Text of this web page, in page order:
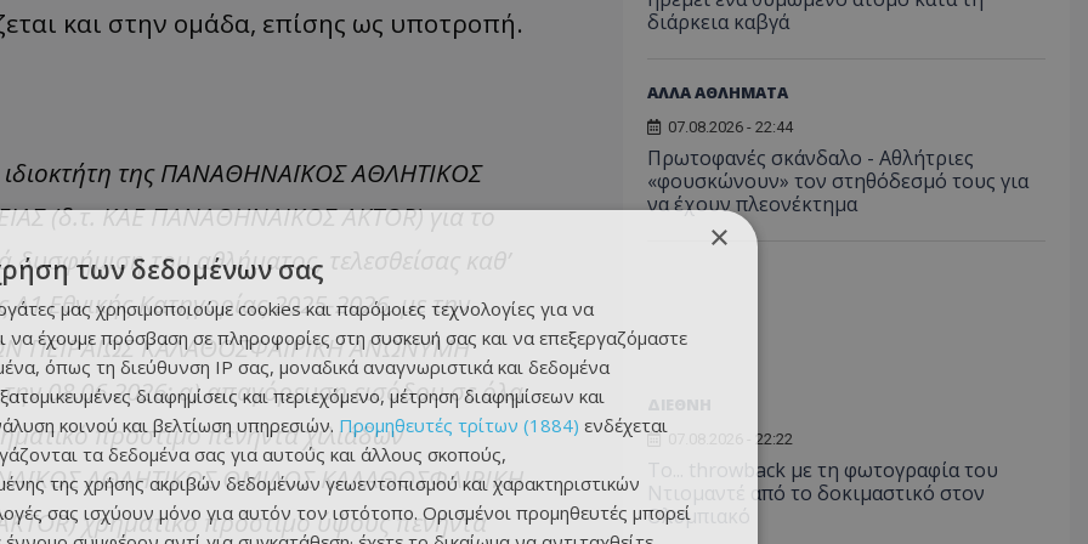
και στην ομάδα, επίσης ως υποτροπή.
ιδιοκτήτη της ΠΑΝΑΘΗΝΑΪΚΟΣ ΑΘΛΗΤΙΚΟΣ
(δ.τ. ΚΑΕ ΠΑΝΑΘΗΝΑΙΚΟΣ AKTOR) για το
του αθλήματος, τελεσθείσας καθ’
Εθνικής Κατηγορίας 2025-2026, με την
ΠΕΙΡΑΙΩΣ ΚΑΛΑΘΟΣΦΑΙΡΙΚΗ ΑΝΩΝΥΜΗ
08.06.2026: α) απαγόρευση εισόδου σε όλα
πρόστιμο πενήντα χιλιάδων
ΑΘΛΗΤΙΚΟΣ ΟΜΙΛΟΣ ΚΑΛΑΘΟΣΦΑΙΡΙΚΗ
χρηματικό πρόστιμο ύψους πενήντα
διάρκεια καβγά
ΑΛΛΑ ΑΘΛΗΜΑΤΑ
07.08.2026 - 22:44
Πρωτοφανές σκάνδαλο - Aθλήτριες
«φουσκώνουν» τον στηθόδεσμό τους για
να έχουν πλεονέκτημα
07.08.2026 - 22:22
Το... throwback με τη φωτογραφία του
Ντιομαντέ από το δοκιμαστικό στον
Ολυμπιακό
×
των δεδομένων σας
μας χρησιμοποιούμε cookies και παρόμοιες τεχνολογίες για να
να έχουμε πρόσβαση σε πληροφορίες στη συσκευή σας και να επεξεργαζόμαστε
όπως τη διεύθυνση IP σας, μοναδικά αναγνωριστικά και δεδομένα
διαφημίσεις και περιεχόμενο, μέτρηση διαφημίσεων και
κοινού και βελτίωση υπηρεσιών. Προμηθευτές τρίτων (1884) ενδέχεται
τα δεδομένα σας για αυτούς και άλλους σκοπούς,
της χρήσης ακριβών δεδομένων γεωεντοπισμού και χαρακτηριστικών
σας ισχύουν μόνο για αυτόν τον ιστότοπο. Ορισμένοι προμηθευτές μπορεί